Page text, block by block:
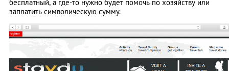
бесплатный, а где-то нужно будет помочь по хозяйству или
заплатить символическую сумму.